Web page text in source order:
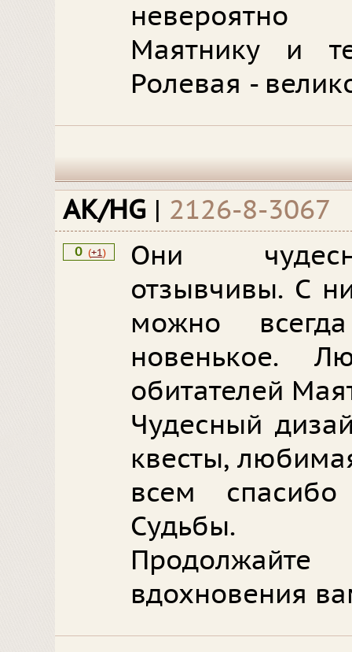
Маятнику и
Ролевая -
AK/HG | 2126-8-3067
0 (+1)
Они
отзывчивы. С
можно
новенькое.
обитателей
Чудесный
квесты,
всем
Судьбы.
вдохновения